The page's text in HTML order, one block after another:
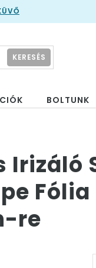
KERESÉS
BOLTUNK
Irizáló
Fólia
re